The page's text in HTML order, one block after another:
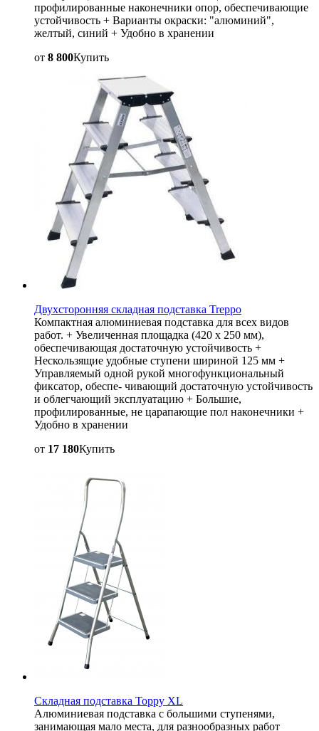
профилированные наконечники опор, обеспечивающие
устойчивость + Bарианты окраски: "алюминий",
желтый, синий + Удобно в хранении
от 8 800Купить
Двухсторонняя складная подставка Treppo
Компактная алюминиевая подставка для всех видов
работ. + Увеличенная площадка (420 x 250 мм),
обеспечивающая достаточную устойчивость +
Нескользящие удобные ступени шириной 125 мм +
Управляемый одной рукой многофункциональный
фиксатор, обеспе- чивающий достаточную устойчивость
и облегчающий эксплуатацию + Большие,
профилированные, не царапающие пол наконечники +
Удобно в хранении
от 17 180Купить
Складная подставка Toppy XL
Алюминиевая подставка с большими ступенями,
занимающая мало места, для разнообразных работ